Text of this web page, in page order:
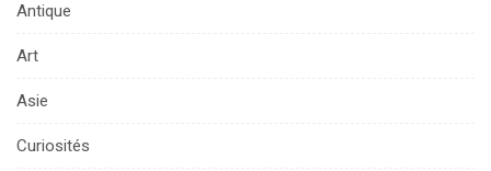
Antique
Art
Asie
Curiosités